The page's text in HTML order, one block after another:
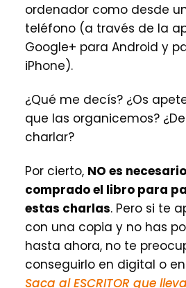
ordenador como desde
teléfono (a través de la
Google+ para Android y
iPhone).
¿Qué me decís? ¿Os
que las organicemos?
charlar?
Por cierto, NO es
comprado el libro para
estas charlas. Pero si te
con una copia y no has
hasta ahora, no te
conseguirlo en digital o
Saca al ESCRITOR que